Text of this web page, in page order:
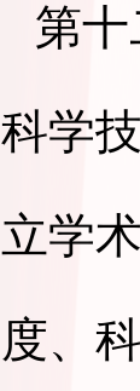
第
科学
立学
度、